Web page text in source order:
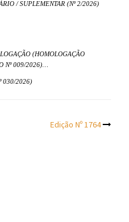
/ SUPLEMENTAR (Nº 2/2026)
(HOMOLOGAÇÃO
Nº 009/2026)…
030/2026)
Edição Nº 1764